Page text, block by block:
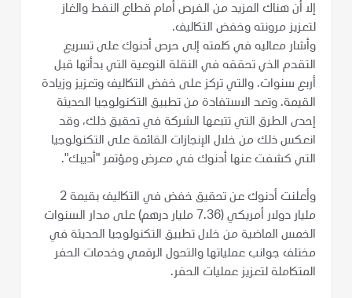
إلا أن هناك المزيد من الفرص أمام قطاع النفط والغاز
لتعزيز مرونته وخفض التكاليف.
وأشار معاليه في كلمته إلى حرص أدنوك على تسريع
التقدم الذي تحققه في النقلة النوعية التي بدأتها قبل
أربع سنوات، والتي تركز على خفض التكاليف وتعزيز وزيادة
القيمة. وتعد الاستفادة من تطبيق التكنولوجيا الحديثة
إحدى الطرق التي تتبعها الشركة في تحقيق ذلك، وقد
انعكس ذلك من خلال الإنجازات القائمة على التكنولوجيا
التي كشفت عنها أدنوك في معرض ومؤتمر "أديبك".
وأعلنت أدنوك عن تحقيق خفض في التكاليف بقيمة 2
مليار دولار أمريكي (7.36 مليار درهم) على مدار السنوات
الخمس الماضية من خلال تطبيق التكنولوجيا الحديثة في
مختلف جوانب عملياتها والتحول الرقمي وخدمات الحفر
المتكاملة لتعزيز عمليات الحفر.